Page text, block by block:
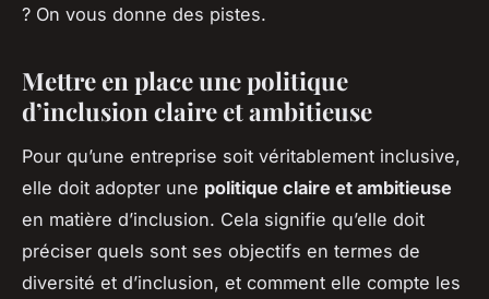
? On vous donne des pistes.
Mettre en place une politique
d’inclusion claire et ambitieuse
Pour qu’une entreprise soit véritablement inclusive,
elle doit adopter une politique claire et ambitieuse
en matière d’inclusion. Cela signifie qu’elle doit
préciser quels sont ses objectifs en termes de
diversité et d’inclusion, et comment elle compte les